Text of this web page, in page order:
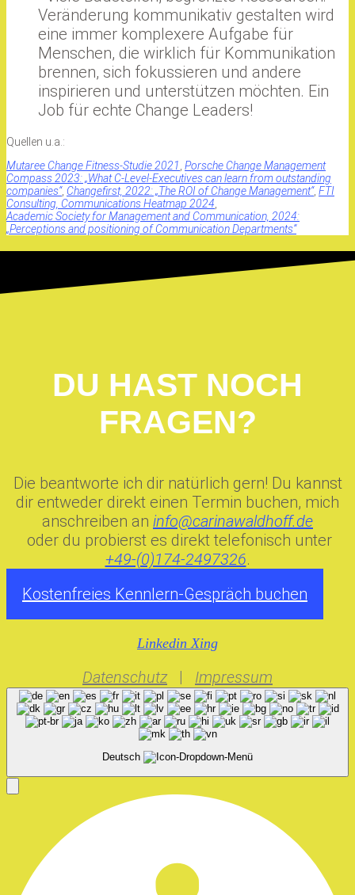
Veränderung kommunikativ gestalten wird
eine immer komplexere Aufgabe für
Menschen, die wirklich für Kommunikation
brennen, sich fokussieren und andere
inspirieren und unterstützen möchten. Ein
Job für echte Change Leaders!
Quellen u.a.:
Mutaree Change Fitness-Studie 2021 Porsche Change Management
Compass 2023: „What C-Level-Executives can learn from outstanding
companies“, Changefirst, 2022: „The ROI of Change Management“, FTI
Consulting, Communications Heatmap 2024
Academic Society for Management and Communication, 2024:
„Perceptions and positioning of Communication Departments“
DU HAST NOCH
FRAGEN?
Die beantworte ich dir natürlich gern! Du kannst
dir entweder direkt einen Termin buchen, mich
anschreiben an info@carinawaldhoff.de
oder du probierst es direkt telefonisch unter
+49-(0)174-2497326.
Kostenfreies Kennlern-Gespräch buchen
Linkedin Xing
Datenschutz| Impressum
Deutsch